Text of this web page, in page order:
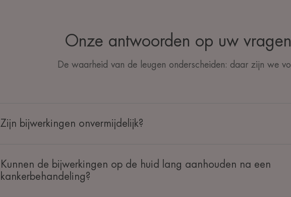
Onze antwoorden op uw vragen
De waarheid van de leugen onderscheiden: daar zijn we
Zijn bijwerkingen onvermijdelijk?
Kunnen de bijwerkingen op de huid lang aanhouden na een
kankerbehandeling?